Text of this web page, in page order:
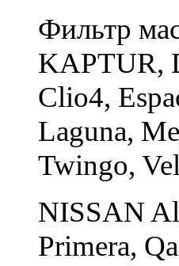
Фильтр
KAPTUR,
Clio4,
Laguna,
Twingo,
NISSAN
Primera,